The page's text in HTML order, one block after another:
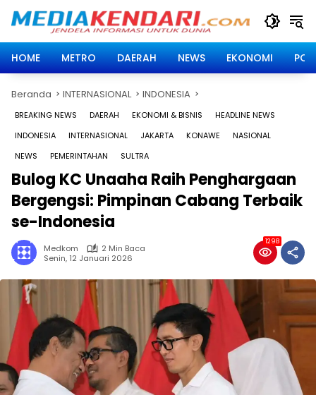
HOME
METRO DAERAH NEWS EKONOMI
Beranda INTERNASIONAL INDONESIA
BREAKING NEWS DAERAH EKONOMI & BISNIS
HEADLINE NEWS
INDONESIA
INTERNASIONAL JAKARTA KONAWE
NASIONAL
NEWS
PEMERINTAHAN SULTRA
Bulog KC Unaaha Raih Penghargaan
Bergengsi: Pimpinan Cabang Terbaik
se-Indonesia
Medkom
2 Min Baca
Senin, 12 Januari 2026
1298